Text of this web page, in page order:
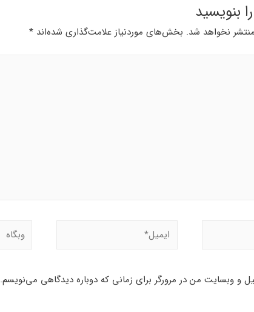
بنویسید
نخواهد شد. بخش‌های موردنیاز علامت‌گذاری شده‌اند *
و وبسایت من در مرورگر برای زمانی که دوباره دیدگاهی می‌نویسم.